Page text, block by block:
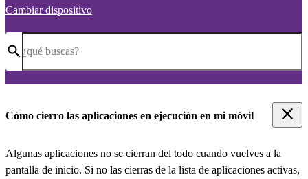
Cambiar dispositivo
¿qué buscas?
Cómo cierro las aplicaciones en ejecución en mi móvil
Algunas aplicaciones no se cierran del todo cuando vuelves a la
pantalla de inicio. Si no las cierras de la lista de aplicaciones activas,